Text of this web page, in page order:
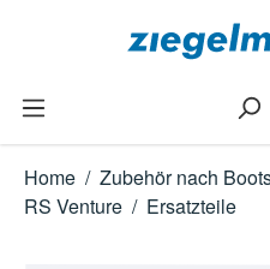
Zum Hauptinhalt springen
Home / Zubehör nach
RS Venture / Ersatzteile